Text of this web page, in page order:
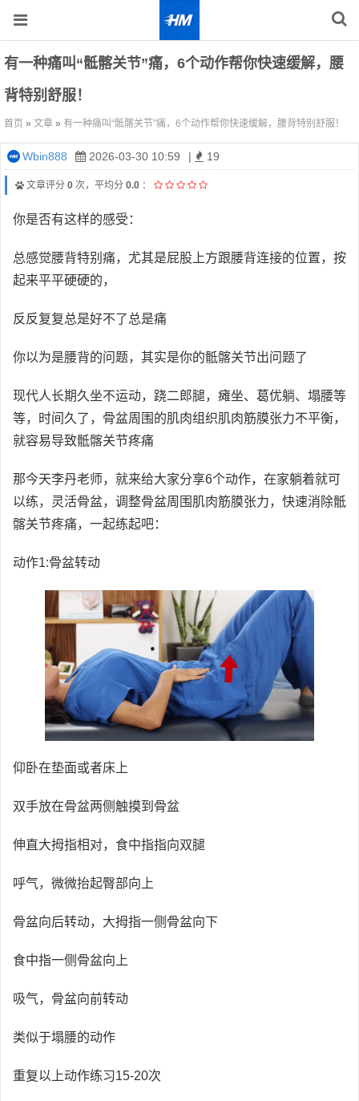
有一种痛叫“骶髂关节”痛，6个动作帮你快速缓解，腰
背特别舒服！
首页 » 文章 » 有一种痛叫“骶髂关节”痛，6个动作帮你快速缓解，腰背特别舒服！
Wbin888 2026-03-30 10:59 | 19
文章评分 0 次，平均分 0.0 ：
你是否有这样的感受：
总感觉腰背特别痛，尤其是屁股上方跟腰背连接的位置，按
起来平平硬硬的，
反反复复总是好不了总是痛
你以为是腰背的问题，其实是你的骶髂关节出问题了
现代人长期久坐不运动，跷二郎腿，瘫坐、葛优躺、塌腰等
等，时间久了，骨盆周围的肌肉组织肌肉筋膜张力不平衡，
就容易导致骶髂关节疼痛
那今天李丹老师，就来给大家分享6个动作，在家躺着就可
以练，灵活骨盆，调整骨盆周围肌肉筋膜张力，快速消除骶
髂关节疼痛，一起练起吧：
动作1:骨盆转动
仰卧在垫面或者床上
双手放在骨盆两侧触摸到骨盆
伸直大拇指相对，食中指指向双腿
呼气，微微抬起臀部向上
骨盆向后转动，大拇指一侧骨盆向下
食中指一侧骨盆向上
吸气，骨盆向前转动
类似于塌腰的动作
重复以上动作练习15-20次